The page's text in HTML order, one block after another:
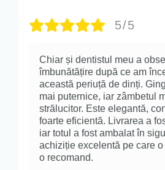
5/5
Chiar și dentistul meu a
îmbunătățire după ce am
această periuță de dinți.
mai puternice, iar zâmbetul
strălucitor. Este elegantă,
foarte eficientă. Livrarea a
iar totul a fost ambalat în
achiziție excelentă pe care
o recomand.